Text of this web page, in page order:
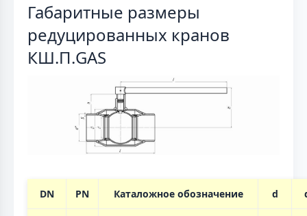
Габаритные размеры
редуцированных кранов
КШ.П.GAS
DN PN Каталожное обозначение d